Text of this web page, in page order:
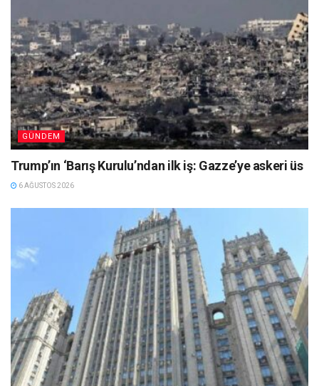
GÜNDEM
Trump’ın ‘Barış Kurulu’ndan ilk iş: Gazze’ye askeri üs
6 AĞUSTOS 2026